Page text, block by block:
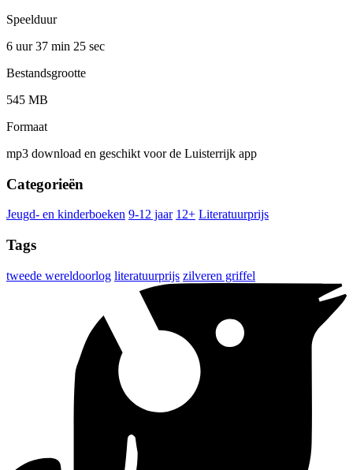
Speelduur
6 uur 37 min 25 sec
Bestandsgrootte
545 MB
Formaat
mp3 download en geschikt voor de Luisterrijk app
Categorieën
Jeugd- en kinderboeken 9-12 jaar 12+ Literatuurprijs
Tags
tweede wereldoorlog literatuurprijs zilveren griffel